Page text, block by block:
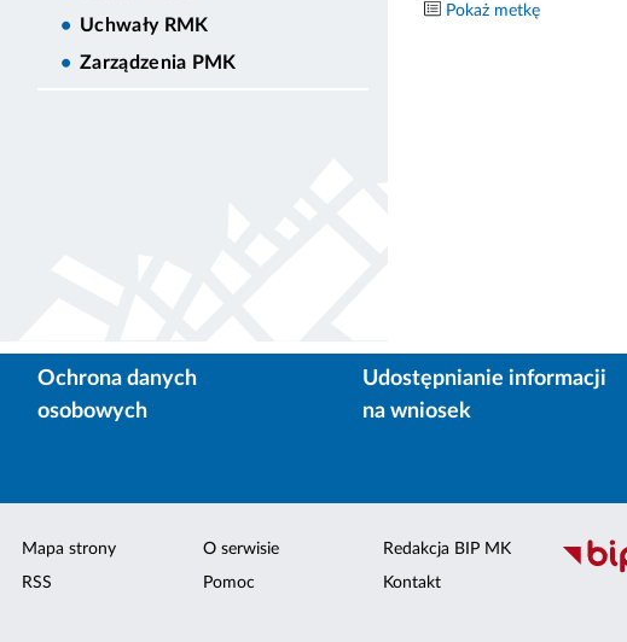
Uchwały RMK
Zarządzenia PMK
Pokaż metkę
Ochrona danych
osobowych
Udostępnianie informacji
na wniosek
Mapa strony
RSS
O serwisie
Pomoc
Redakcja BIP MK
Kontakt